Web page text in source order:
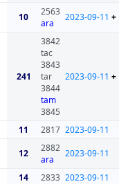
10
2563
ara
2023-09-11 +
241
3842
tac
3843
tar
3844
tam
3845
2023-09-11 +
11 2817 2023-09-11
12
2882
ara
2023-09-11
14 2833 2023-09-11